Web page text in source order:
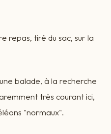
repas, tiré du sac, sur la
balade, à la recherche
très courant ici,
"normaux".